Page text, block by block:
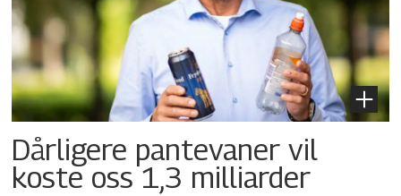
Dårligere pantevaner vil
koste oss 1,3 milliarder